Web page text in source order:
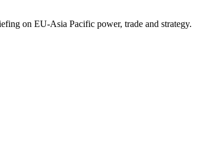
on EU-Asia Pacific power, trade and strategy.